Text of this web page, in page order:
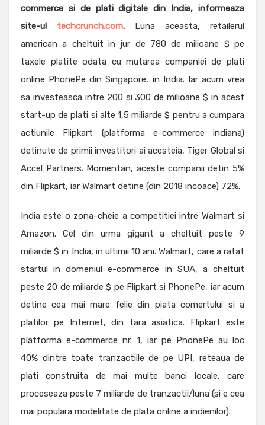
commerce si de plati digitale din India, informeaza
site-ul techcrunch.com. Luna aceasta, retailerul
american a cheltuit in jur de 780 de milioane $ pe
taxele platite odata cu mutarea companiei de plati
online PhonePe din Singapore, in India. Iar acum vrea
sa investeasca intre 200 si 300 de milioane $ in acest
start-up de plati si alte 1,5 miliarde $ pentru a cumpara
actiunile Flipkart (platforma e-commerce indiana)
detinute de primii investitori ai acesteia, Tiger Global si
Accel Partners. Momentan, aceste companii detin 5%
din Flipkart, iar Walmart detine (din 2018 incoace) 72%.
India este o zona-cheie a competitiei intre Walmart si
Amazon. Cel din urma gigant a cheltuit peste 9
miliarde $ in India, in ultimii 10 ani. Walmart, care a ratat
startul in domeniul e-commerce in SUA, a cheltuit
peste 20 de miliarde $ pe Flipkart si PhonePe, iar acum
detine cea mai mare felie din piata comertului si a
platilor pe Internet, din tara asiatica. Flipkart este
platforma e-commerce nr. 1, iar pe PhonePe au loc
40% dintre toate tranzactiile de pe UPI, reteaua de
plati construita de mai multe banci locale, care
proceseaza peste 7 miliarde de tranzactii/luna (si e cea
mai populara modelitate de plata online a indienilor).